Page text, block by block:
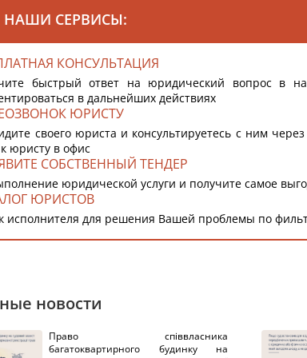
НАШИ СЕРВИСЫ:
КОНСУЛЬТАЦИЯ
быстрый ответ на юридический вопрос в
в дальнейших действиях
ЮРИСТУ
своего юриста и консультируетесь с ним
юристу в офис
СОБСТВЕННЫЙ ТЕНДЕР
юридической услуги и получите самое
ЮРИСТОВ
исполнителя для решения Вашей проблемы по
новости
Право співвласника
багатоквартирного будинку на